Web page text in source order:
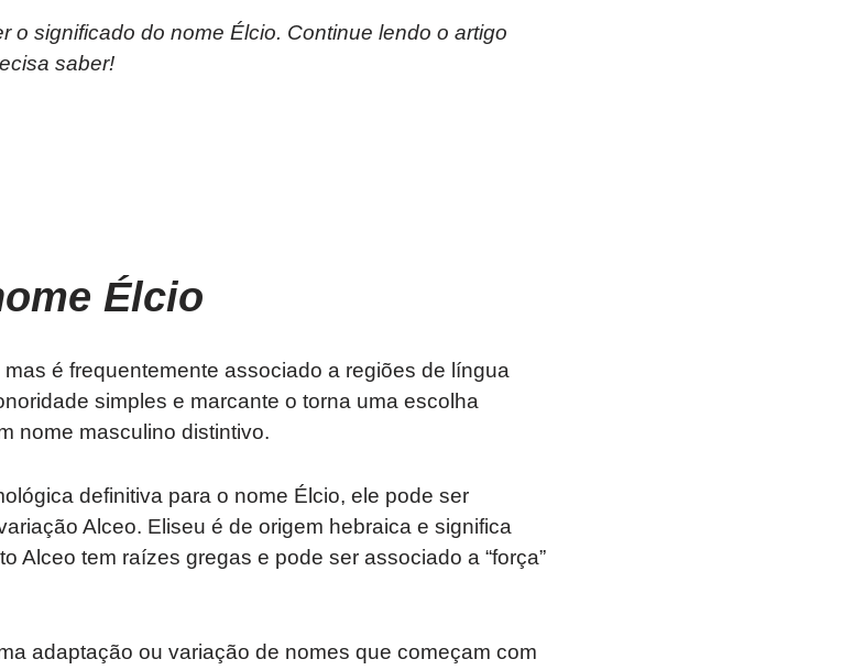
o significado do nome Élcio. Continue lendo o artigo
saber!
Élcio
é frequentemente associado a regiões de língua
simples e marcante o torna uma escolha
nome masculino distintivo.
definitiva para o nome Élcio, ele pode ser
Alceo. Eliseu é de origem hebraica e significa
Alceo tem raízes gregas e pode ser associado a “força”
adaptação ou variação de nomes que começam com